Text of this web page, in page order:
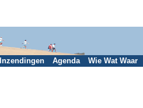
Agenda Wie Wat Waar